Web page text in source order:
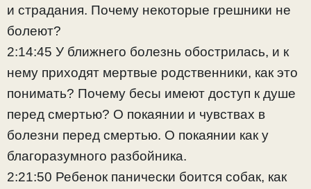
и страдания. Почему некоторые грешники не
болеют?
2:14:45 У ближнего болезнь обострилась, и к
нему приходят мертвые родственники, как это
понимать? Почему бесы имеют доступ к душе
перед смертью? О покаянии и чувствах в
болезни перед смертью. О покаянии как у
благоразумного разбойника.
2:21:50 Ребенок панически боится собак, как